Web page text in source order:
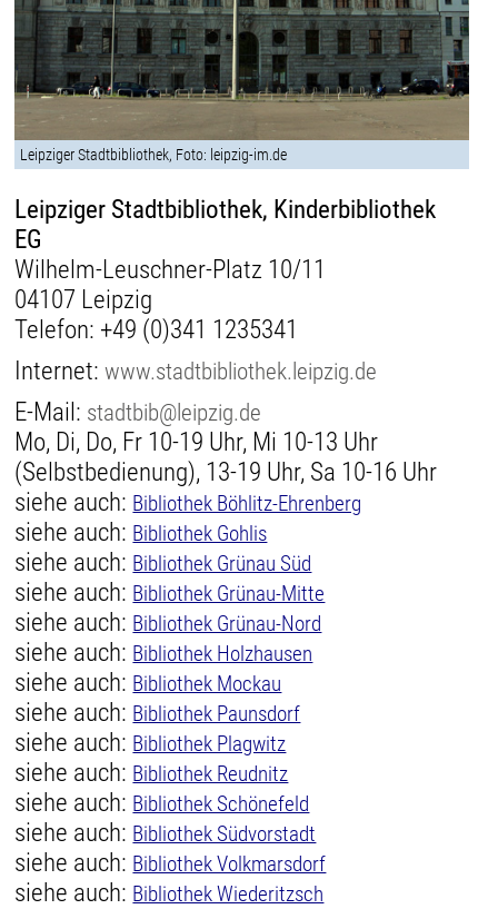
Leipziger Stadtbibliothek, Foto: leipzig-im.de
Leipziger Stadtbibliothek, Kinderbibliothek
EG
Wilhelm-Leuschner-Platz 10/11
04107 Leipzig
Telefon: +49 (0)341 1235341
Internet:www.stadtbibliothek.leipzig.de
E-Mail: stadtbib@leipzig.de
Mo, Di, Do, Fr 10-19 Uhr, Mi 10-13 Uhr
(Selbstbedienung), 13-19 Uhr, Sa 10-16 Uhr
siehe auch: Bibliothek Böhlitz-Ehrenberg
siehe auch: Bibliothek Gohlis
siehe auch: Bibliothek Grünau Süd
siehe auch: Bibliothek Grünau-Mitte
siehe auch: Bibliothek Grünau-Nord
siehe auch: Bibliothek Holzhausen
siehe auch: Bibliothek Mockau
siehe auch: Bibliothek Paunsdorf
siehe auch: Bibliothek Plagwitz
siehe auch: Bibliothek Reudnitz
siehe auch: Bibliothek Schönefeld
siehe auch: Bibliothek Südvorstadt
siehe auch: Bibliothek Volkmarsdorf
siehe auch: Bibliothek Wiederitzsch